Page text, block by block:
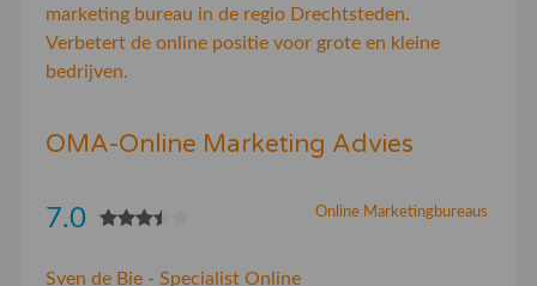
marketing bureau in de regio Drechtsteden.
Verbetert de online positie voor grote en kleine
bedrijven.
OMA-Online Marketing Advies
Online Marketingbureaus
7.0
Sven de Bie - Specialist Online